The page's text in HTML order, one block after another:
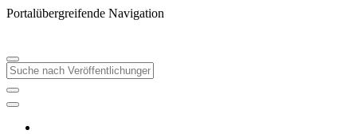
Portalübergreifende Navigation